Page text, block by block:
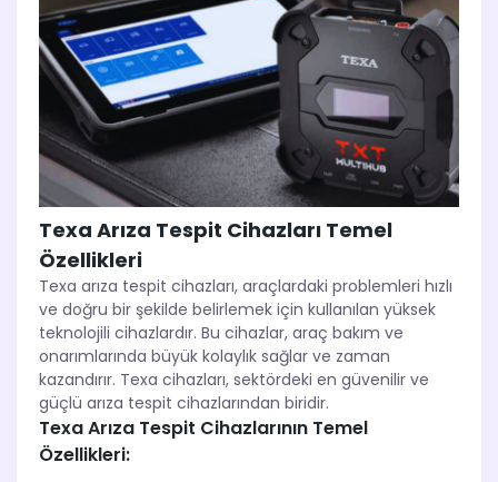
Texa Arıza Tespit Cihazları Temel
Özellikleri
Texa arıza tespit cihazları, araçlardaki problemleri hızlı
ve doğru bir şekilde belirlemek için kullanılan yüksek
teknolojili cihazlardır. Bu cihazlar, araç bakım ve
onarımlarında büyük kolaylık sağlar ve zaman
kazandırır. Texa cihazları, sektördeki en güvenilir ve
güçlü arıza tespit cihazlarından biridir.
Texa Arıza Tespit Cihazlarının Temel
Özellikleri: